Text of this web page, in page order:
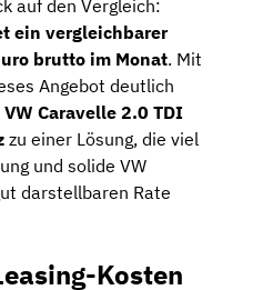
auf den Vergleich:
ein vergleichbarer
brutto im Monat. Mit
Angebot deutlich
VW Caravelle 2.0 TDI
zu einer Lösung, die viel
und solide VW
darstellbaren Rate
Kosten